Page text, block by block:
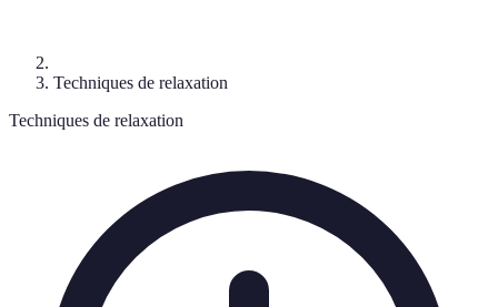
Techniques de relaxation
Techniques de relaxation